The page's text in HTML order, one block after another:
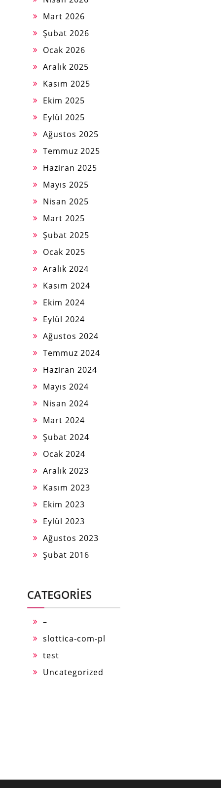
Mart 2026
Şubat 2026
Ocak 2026
Aralık 2025
Kasım 2025
Ekim 2025
Eylül 2025
Ağustos 2025
Temmuz 2025
Haziran 2025
Mayıs 2025
Nisan 2025
Mart 2025
Şubat 2025
Ocak 2025
Aralık 2024
Kasım 2024
Ekim 2024
Eylül 2024
Ağustos 2024
Temmuz 2024
Haziran 2024
Mayıs 2024
Nisan 2024
Mart 2024
Şubat 2024
Ocak 2024
Aralık 2023
Kasım 2023
Ekim 2023
Eylül 2023
Ağustos 2023
Şubat 2016
CATEGORIES
–
slottica-com-pl
test
Uncategorized